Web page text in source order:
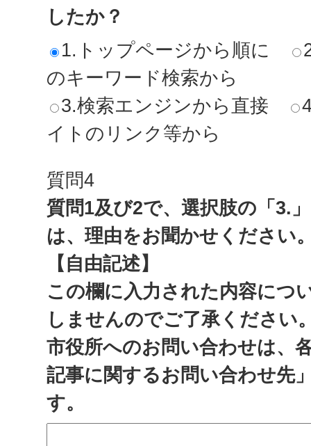
したか？
1.トップページから順に
のキーワード検索から
3.検索エンジンから直接
イトのリンク等から
質問4
質問1及び2で、選択肢の「3.
は、理由をお聞かせください
【自由記述】
この欄に入力された内容につ
しませんのでご了承ください
市役所へのお問い合わせは、
記事に関するお問い合わせ先
す。